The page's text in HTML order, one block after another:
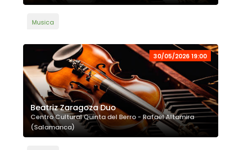
Musica
30/05/2026 19:00
Beatriz Zaragoza Duo
Centro Cultural Quinta del Berro - Rafael Altamira
(Salamanca)